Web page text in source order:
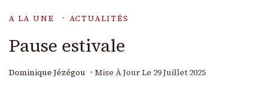
A LA UNE ACTUALITÉS
Pause estivale
Dominique Jézégou Mise À Jour Le 29 Juillet 2025